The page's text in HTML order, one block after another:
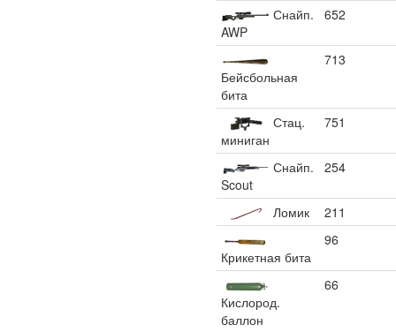
Снайп.
AWP
652
Бейсбольная
бита
713
Стац.
миниган
751
Снайп.
Scout
254
Ломик 211
Крикетная бита
96
Кислород.
баллон
66